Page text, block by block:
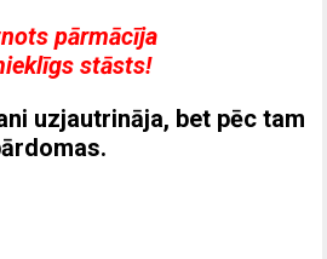
pārmācīja
stāsts!
uzjautrināja, bet pēc tam